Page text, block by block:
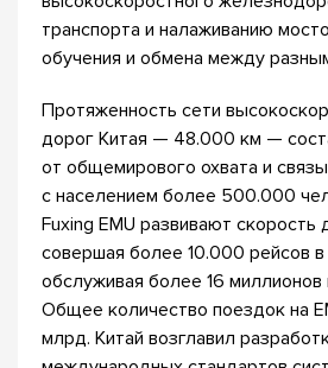
транспорта и налаживанию
обучения и обмена между
Протяженность сети
дорог Китая — 48.000 км —
от общемирового охвата и
с населением более 500.000
Fuxing EMU развивают скорость
совершая более 10.000 рейсов в
обслуживая более 16 миллионов
Общее количество поездок на
млрд. Китай возглавил